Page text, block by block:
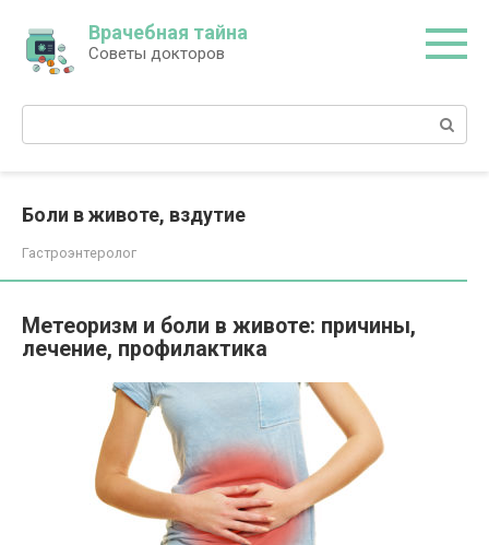
контенту
Врачебная тайна
Советы докторов
Поиск:
Боли в животе, вздутие
Гастроэнтеролог
Метеоризм и боли в животе: причины,
лечение, профилактика